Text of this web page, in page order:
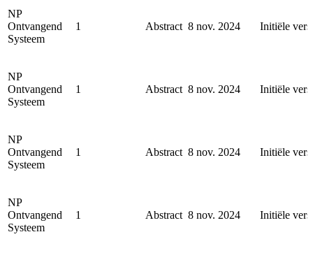
NP
Ontvangend
Systeem
1 Abstract 8 nov. 2024 Initiële
NP
Ontvangend
Systeem
1 Abstract 8 nov. 2024 Initiële
NP
Ontvangend
Systeem
1 Abstract 8 nov. 2024 Initiële
NP
Ontvangend
Systeem
1 Abstract 8 nov. 2024 Initiële